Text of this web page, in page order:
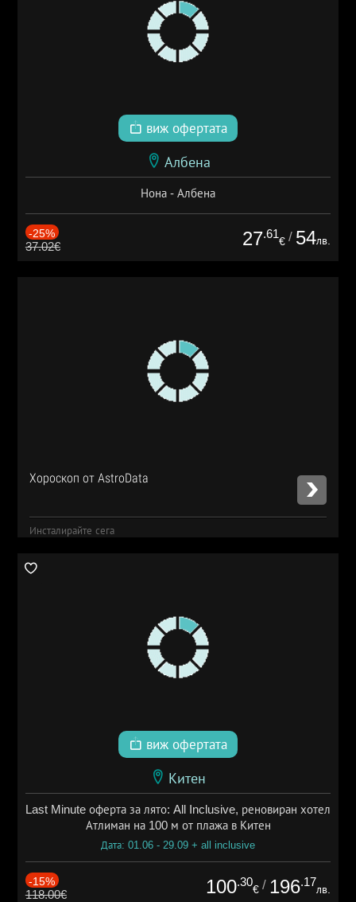
виж офертата
Албена
Нона - Албена
-25%
37.02€ 27.61
€ / 54лв.
Хороскоп от AstroData
Инсталирайте сега
виж офертата
Китен
Last Minute оферта за лято: All Inclusive, реновиран хотел
Атлиман на 100 м от плажа в Китен
Дата: 01.06 - 29.09 + all inclusive
-15%
118.00€ 100.30
€ / 196.17
лв.